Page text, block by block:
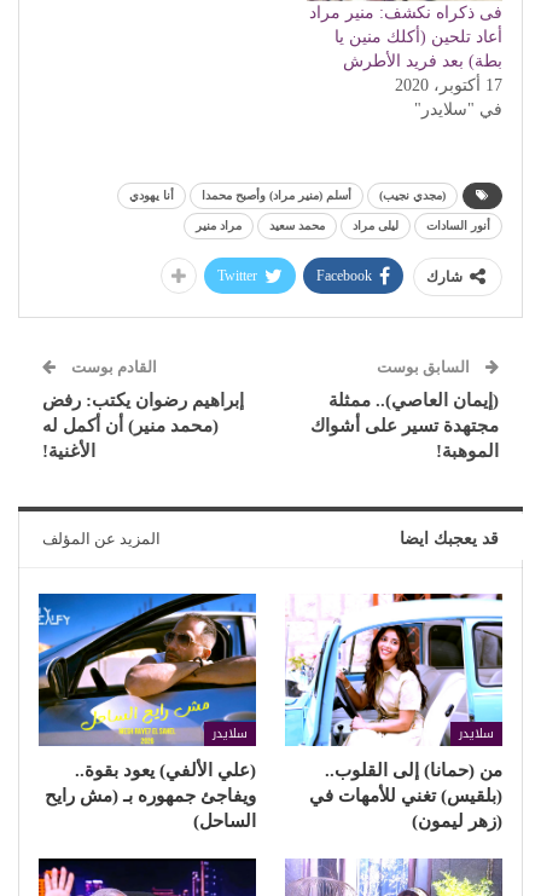
فى ذكراه نكشف: منير مراد
أعاد تلحين (أكلك منين يا
بطة) بعد فريد الأطرش
17 أكتوبر، 2020
في "سلايدر"
(مجدي نجيب) أسلم (منير مراد) وأصبح محمدا أنا يهودي
أنور السادات ليلى مراد محمد سعيد مراد منير
شارك Facebook
Twitter
السابق بوست
(إيمان العاصي).. ممثلة
مجتهدة تسير على أشواك
الموهبة!
القادم بوست
إبراهيم رضوان يكتب: رفض
(محمد منير) أن أكمل له
الأغنية!
قد يعجبك ايضا المزيد عن المؤلف
سلايدر
من (حمانا) إلى القلوب..
(بلقيس) تغني للأمهات في
(زهر ليمون)
سلايدر
(علي الألفي) يعود بقوة..
ويفاجئ جمهوره بـ (مش رايح
الساحل)